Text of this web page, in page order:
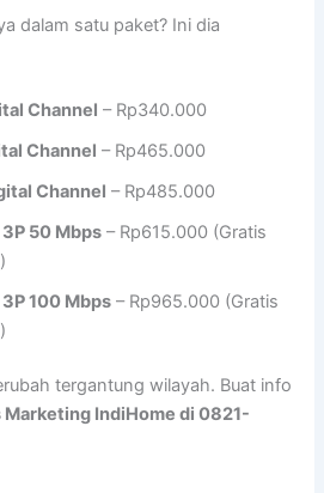
dalam satu paket? Ini dia
Channel – Rp340.000
Channel – Rp465.000
Channel – Rp485.000
50 Mbps – Rp615.000 (Gratis
100 Mbps – Rp965.000 (Gratis
tergantung wilayah. Buat info
Marketing IndiHome di 0821-